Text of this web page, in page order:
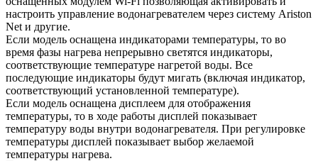
настроить управление водонагревателем через систему Ariston
Net и другие.
Если модель оснащена индикаторами температуры, то во
время фазы нагрева непрерывно светятся индикаторы,
соответствующие температуре нагретой воды. Все
последующие индикаторы будут мигать (включая индикатор,
соответствующий установленной температуре).
Если модель оснащена дисплеем для отображения
температуры, то в ходе работы дисплей показывает
температуру воды внутри водонагревателя. При регулировке
температуры дисплей показывает выбор желаемой
температуры нагрева.